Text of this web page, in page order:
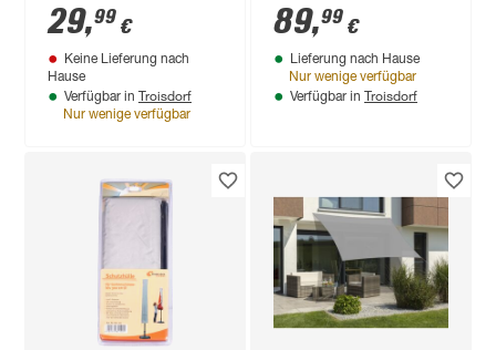
wasserabweisend
360 x 360 x 360 cm
29,99 €
Keine Lieferung nach
Hause
Verfügbar in Troisdorf
Nur wenige verfügbar
drehbar/knickbar
200 x 300 cm
89,99 €
Lieferung nach Hause
Nur wenige verfügbar
Verfügbar in Troisdorf